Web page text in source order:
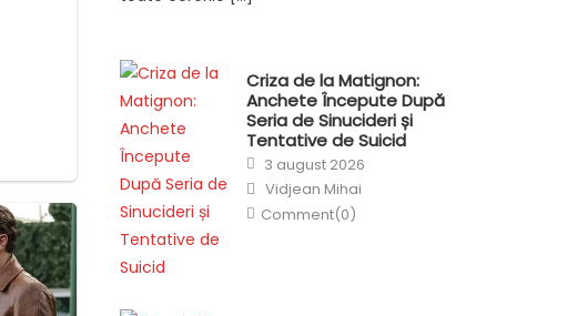
Criza de la Matignon:
Anchete Începute După
Seria de Sinucideri și
Tentative de Suicid
Posted
on
3 august 2026
Author
Vidjean Mihai
Comment(0)